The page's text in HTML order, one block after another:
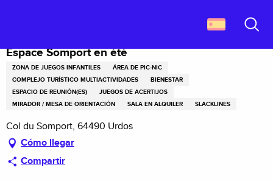
principal
Espace Somport en été
ZONA DE JUEGOS INFANTILES
ÁREA DE PIC-NIC
COMPLEJO TURÍSTICO MULTIACTIVIDADES
BIENESTAR
ESPACIO DE REUNIÓN(ES)
JUEGOS DE ACERTIJOS
MIRADOR / MESA DE ORIENTACIÓN
SALA EN ALQUILER SLACKLINES
Col du Somport, 64490 Urdos
Cómo llegar
Compartir